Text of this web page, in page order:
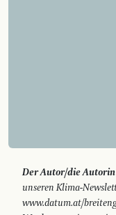
Der Autor/die
unseren Klima-
www.datum.at/